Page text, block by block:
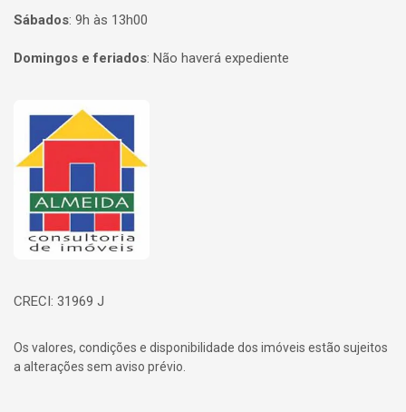
Sábados: 9h às 13h00
Domingos e feriados: Não haverá expediente
Página inicial
CRECI: 31969 J
Os valores, condições e disponibilidade dos imóveis estão sujeitos
a alterações sem aviso prévio.